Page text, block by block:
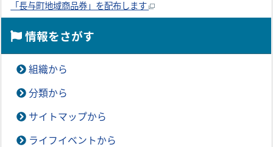
「長与町地域商品券」を配布します
情報をさがす
組織から
分類から
サイトマップから
ライフイベントから